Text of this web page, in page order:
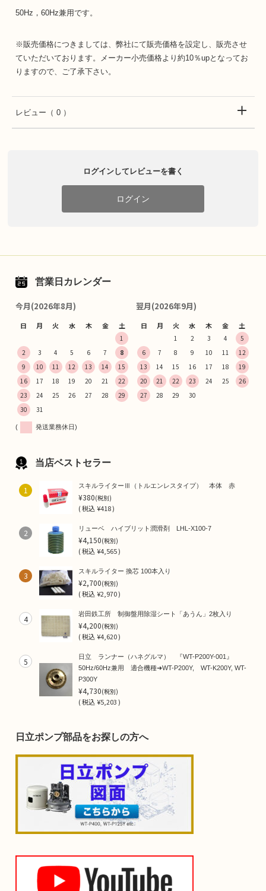
50Hz，60Hz兼用です。
※販売価格につきましては、弊社にて販売価格を設定し、販売させ
ていただいております。メーカー小売価格より約10％upとなってお
りますので、ご了承下さい。
レビュー （ 0 ）
ログインしてレビューを書く
ログイン
営業日カレンダー
今月(2026年8月)
日 月 火 水 木 金 土
1
2
3 4 5 6 7
8
9
10 11 12 13 14
15
16
17 18 19 20 21
22
23
24 25 26 27 28
29
30
31
翌月(2026年9月)
日 月 火 水 木 金 土
1 2 3 4
5
6
7 8 9 10 11
12
13
14 15 16 17 18
19
20
21 22 23 24 25
26
27
28 29 30
( 発送業務休日)
当店ベストセラー
1 スキルライターⅢ（トルエンレスタイプ） 本体 赤
¥380(税別)
(税込¥418 )
2 リューベ ハイブリット潤滑剤 LHL-X100-7
¥4,150(税別)
(税込¥4,565 )
3 スキルライター 換芯 100本入り
¥2,700(税別)
(税込¥2,970 )
4 岩田鉄工所 制御盤用除湿シート「あうん」2枚入り
¥4,200(税別)
(税込¥4,620 )
5
日立 ランナー（ハネグルマ） 『WT-P200Y-001』
50Hz/60Hz兼用 適合機種➜WT-P200Y, WT-K200Y, WT-
P300Y
¥4,730(税別)
(税込¥5,203 )
日立ポンプ部品をお探しの方へ